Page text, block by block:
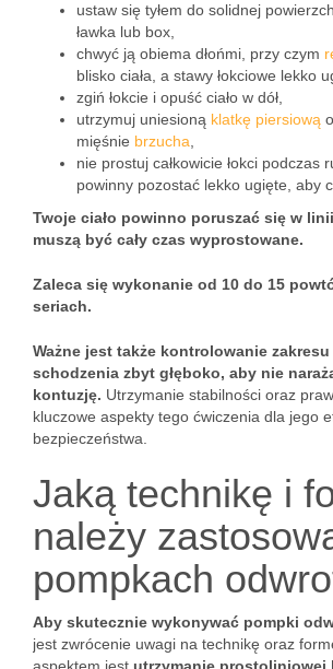
ustaw się tyłem do solidnej
ławka lub box,
chwyć ją obiema dłońmi, przy czym
blisko ciała, a stawy łokciowe lekko
zgiń łokcie i opuść ciało w dół,
utrzymuj uniesioną klatkę piersiową
mięśnie brzucha
nie prostuj całkowicie łokci podczas
powinny pozostać lekko ugięte, aby
Twoje ciało powinno poruszać się w
muszą być cały czas wyprostowane.
Zaleca się wykonanie od 10 do 15
seriach.
Ważne jest także kontrolowanie
schodzenia zbyt głęboko, aby nie
kontuzję. Utrzymanie stabilności oraz
kluczowe aspekty tego ćwiczenia dla jego
bezpieczeństwa.
Jaką technikę i
należy
pompkach
Aby skutecznie wykonywać pompki
jest zwrócenie uwagi na technikę oraz